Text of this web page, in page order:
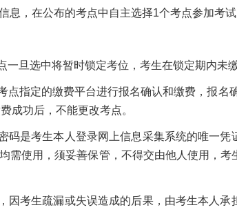
，在公布的考点中自主选择1个考点参加考试
旦选中将暂时锁定考位，考生在锁定期内未缴
指定的缴费平台进行报名确认和缴费，报名
成功后，不能更改考点。
是考生本人登录网上信息采集系统的唯一凭
需使用，须妥善保管，不得交由他人使用，考
考生疏漏或失误造成的后果，由考生本人承